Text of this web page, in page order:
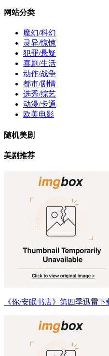
网站分类
魔幻/科幻
灵异/惊悚
犯罪/悬疑
喜剧/生活
动作/战争
都市/剧情
选秀/综艺
动漫/卡通
欧美电影
随机美剧
美剧推荐
《你/安眠书店》第四季迅雷